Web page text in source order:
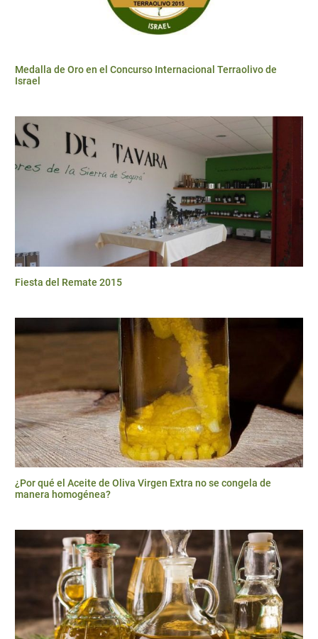
Medalla de Oro en el Concurso Internacional Terraolivo de
Israel
Fiesta del Remate 2015
¿Por qué el Aceite de Oliva Virgen Extra no se congela de
manera homogénea?